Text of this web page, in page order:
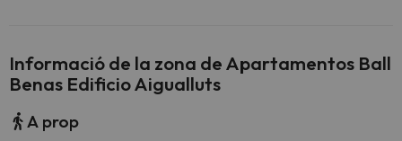
Informació de la zona de Apartamentos Ball
Benas Edificio Aigualluts
A prop